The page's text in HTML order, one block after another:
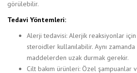
görülebilir.
Tedavi Yöntemleri:
Alerji tedavisi: Alerjik reaksiyonlar
steroidler kullanılabilir. Aynı
maddelerden uzak durmak gerekir.
Cilt bakım ürünleri: Özel şampuanlar